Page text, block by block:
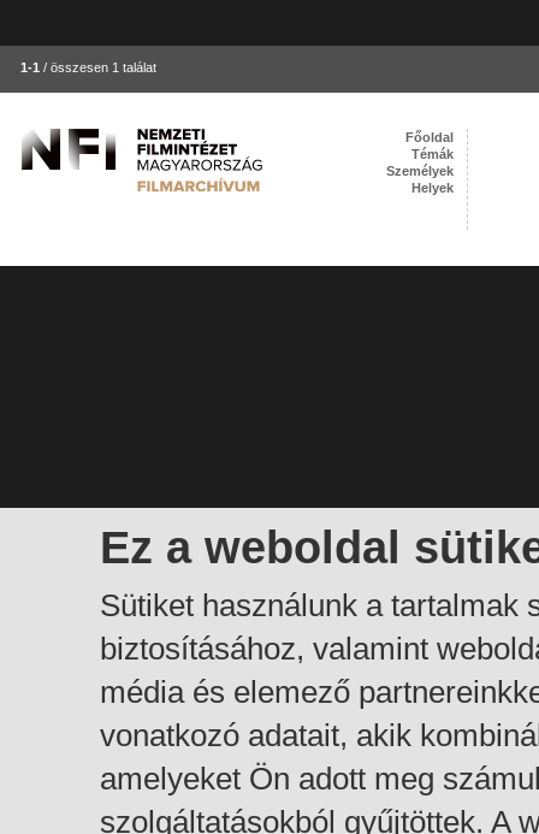
1-1 / összesen 1 találat
Ez a weboldal
Sütiket használunk a tartalmak
biztosításához, valamint
média és elemező
vonatkozó adatait, akik
amelyeket Ön adott meg
szolgáltatásokból gyűjtöttek. A
Főoldal
Témák
Személyek
Helyek